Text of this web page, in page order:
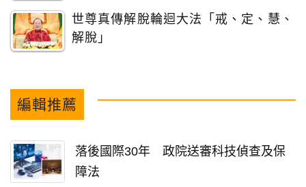
世尊真傳解脫輪迴大法「戒、定、慧、
解脫」
編輯推薦
落後國際30年 政院送審科技偵查及保
障法